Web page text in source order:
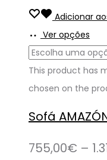
Adicionar
Ver opções
This product has
chosen on the
Sofá
755,00€ –